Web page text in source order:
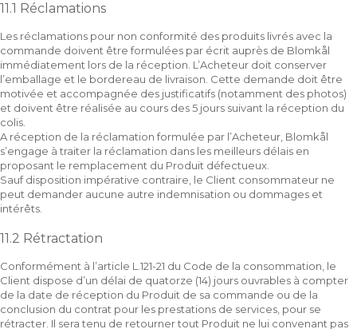
11.1 Réclamations
Les réclamations pour non conformité des produits livrés avec la
commande doivent être formulées par écrit auprès de Blomkål
immédiatement lors de la réception. L’Acheteur doit conserver
l’emballage et le bordereau de livraison. Cette demande doit être
motivée et accompagnée des justificatifs (notamment des photos)
et doivent être réalisée au cours des 5 jours suivant la réception du
colis.
A réception de la réclamation formulée par l’Acheteur, Blomkål
s’engage à traiter la réclamation dans les meilleurs délais en
proposant le remplacement du Produit défectueux.
Sauf disposition impérative contraire, le Client consommateur ne
peut demander aucune autre indemnisation ou dommages et
intérêts.
11.2 Rétractation
Conformément à l’article L.121-21 du Code de la consommation, le
Client dispose d’un délai de quatorze (14) jours ouvrables à compter
de la date de réception du Produit de sa commande ou de la
conclusion du contrat pour les prestations de services, pour se
rétracter. Il sera tenu de retourner tout Produit ne lui convenant pas